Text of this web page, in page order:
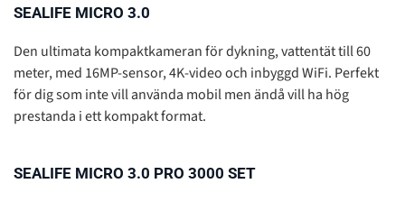
SEALIFE MICRO 3.0
Den ultimata kompaktkameran för dykning, vattentät till 60
meter, med 16MP-sensor, 4K-video och inbyggd WiFi. Perfekt
för dig som inte vill använda mobil men ändå vill ha hög
prestanda i ett kompakt format.
SEALIFE MICRO 3.0 PRO 3000 SET